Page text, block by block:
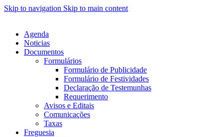
Skip to navigation Skip to main content
Agenda
Noticias
Documentos
Formulários
Formulário de Publicidade
Formulário de Festividades
Declaração de Testemunhas
Requerimento
Avisos e Editais
Comunicações
Taxas
Freguesia